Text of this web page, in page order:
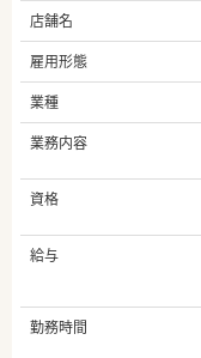
店舗名
雇用形態
業種
業務内容
資格
給与
勤務時間